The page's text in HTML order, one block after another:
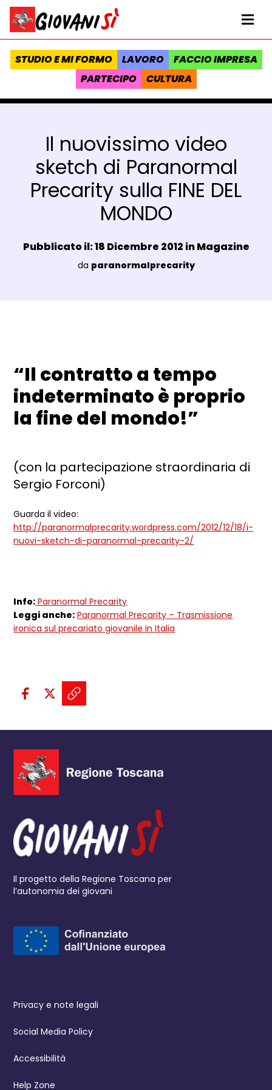
Vai al contenuto
Homepage Giovanisì - Progetto della Regione Toscana
STUDIO E MI FORMO LAVORO
FACCIO IMPRESA
PARTECIPO
CULTURA
Il nuovissimo video
sketch di Paranormal
Precarity sulla FINE DEL
MONDO
Data e ora:
Pubblicato il: 18 Dicembre 2012 inMagazine
Luogo:
da paranormalprecarity
“Il contratto a tempo
indeterminato è proprio
la fine del mondo!”
(con la partecipazione straordinaria di
Sergio Forconi)
Guarda il video:
http://paranormalprecarity.wordpress.com/2012/12/18/i-
nuovi-sketch-di-paranormal-precarity-2/
Info: Paranormal Precarity
Leggi anche: Paranormal Precarity – Trasmissione
ironica sul precariato giovanile in Italia
Condividi sui social:
Condividi su Facebook - apre
Condividi su X - apre una
Copia il link e condividi -
Il progetto della Regione Toscana per
l’autonomia dei giovani
Privacy e note legali
Social Media Policy
Accessibilità
Help Zone